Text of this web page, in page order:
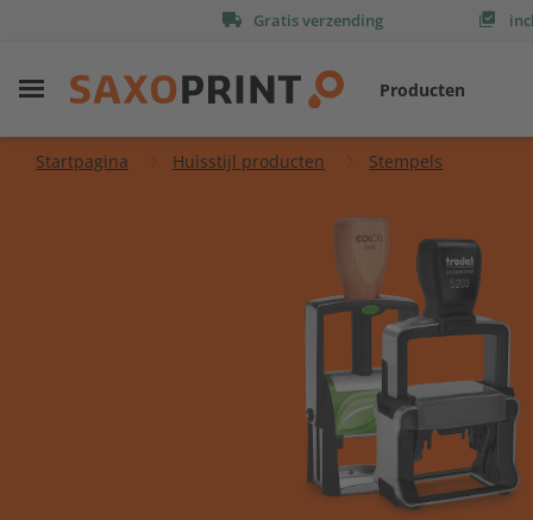
Gratis verzending
Producten
Startpagina Huisstijl producten Stempels